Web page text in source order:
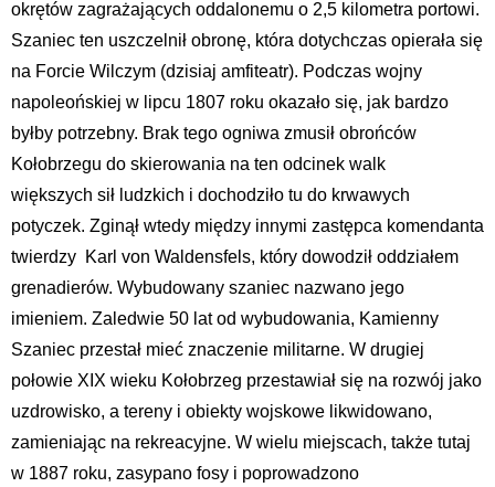
okrętów zagrażających oddalonemu o 2,5 kilometra portowi.
Szaniec ten uszczelnił obronę, która dotychczas opierała się
na Forcie Wilczym (dzisiaj amfiteatr). Podczas wojny
napoleońskiej w lipcu 1807 roku okazało się, jak bardzo
byłby potrzebny. Brak tego ogniwa zmusił obrońców
Kołobrzegu do skierowania na ten odcinek walk
większych sił ludzkich i dochodziło tu do krwawych
potyczek. Zginął wtedy między innymi zastępca komendanta
twierdzy Karl von Waldensfels, który dowodził oddziałem
grenadierów. Wybudowany szaniec nazwano jego
imieniem. Zaledwie 50 lat od wybudowania, Kamienny
Szaniec przestał mieć znaczenie militarne. W drugiej
połowie XIX wieku Kołobrzeg przestawiał się na rozwój jako
uzdrowisko, a tereny i obiekty wojskowe likwidowano,
zamieniając na rekreacyjne. W wielu miejscach, także tutaj
w 1887 roku, zasypano fosy i poprowadzono